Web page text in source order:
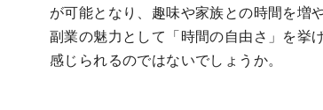
が可能となり、趣味や家族との時間を増
副業の魅力として「時間の自由さ」を挙
感じられるのではないでしょうか。